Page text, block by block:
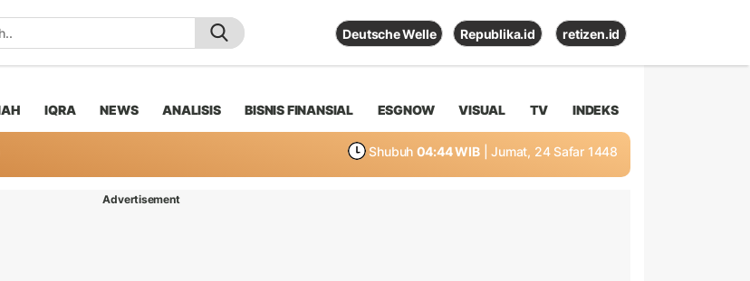
Deutsche Welle Republika.id retizen.id
IQRA NEWS ANALISIS BISNIS FINANSIAL ESGNOW VISUAL TV INDEKS
Shubuh 04:44 WIB | Jumat, 24 Safar 1448
Advertisement